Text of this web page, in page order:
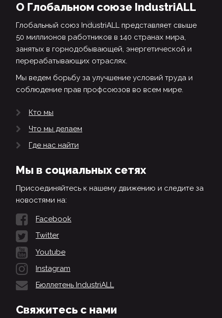
О Глобальном союзе IndustriALL
Глобальный союз IndustriALL представляет свыше
50 миллионов работников в 140 странах мира,
занятых в горнодобывающей, энергетической и
перерабатывающих отраслях.
Мы ведем борьбу за улучшение условий труда и
соблюдение прав профсоюзов во всем мире.
Кто мы
Что мы делаем
Где нас найти
Мы в социальных сетях
Присоединяйтесь к нашему движению и следите за
новостями на:
Facebook
Twitter
Youtube
Instagram
Бюллетень IndustriALL
Свяжитесь с нами